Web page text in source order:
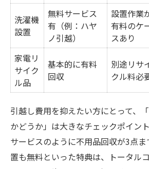
洗濯機
設置
無料サービス
有（例：ハヤ
ノ引越）
設置作業
有料のケ
スあり
家電リ
サイク
ル品
基本的に有料
回収
別途リサ
クル料必
引越し費用を抑えたい方にとって、
かどうか」は大きなチェックポイン
サービスのように不用品回収が3点
置も無料といった特典は、トータル